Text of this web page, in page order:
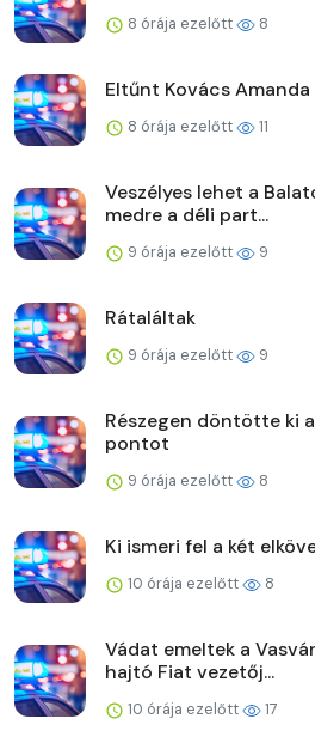
8 órája ezelőtt 8
Eltűnt Kovács Amanda
8 órája ezelőtt 11
Veszélyes lehet a
medre a déli part...
9 órája ezelőtt 9
Rátaláltak
9 órája ezelőtt 9
Részegen döntötte ki
pontot
9 órája ezelőtt 8
Ki ismeri fel a két
10 órája ezelőtt 8
Vádat emeltek a
hajtó Fiat vezetőj...
10 órája ezelőtt 17